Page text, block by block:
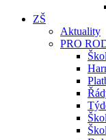
ZŠ
Aktuality
PRO